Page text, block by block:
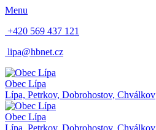
Menu
+420 569 437 121
lipa@hbnet.cz
Obec Lípa
Lípa, Petrkov, Dobrohostov, Chválkov
Obec Lípa
Lípa, Petrkov, Dobrohostov, Chválkov